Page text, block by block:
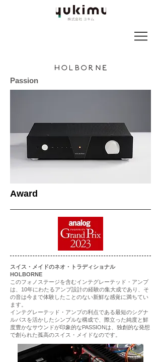
Passion
​Award
スイス・メイドのネオ・トラディショナル
HOLBORNE
このフォノステージを含むインテグレーテッド・アンプ
は、10年にわたるアンプ設計の経験の集大成であり、そ
の音は今まで体験したことのない新鮮な感覚に満ちてい
ます。
インテグレーテッド・アンプの利点である最短のシグナ
ルパスを活かしたシンプルな構成で、際立った純度と鮮
度豊かなサウンドが印象的なPASSIONは、独創的な発想
で創られた孤高のスイス・メイドなのです。